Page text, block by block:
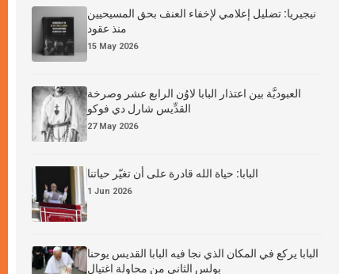
نيجيريا: تضليل إعلامي لإخفاء العنف بحق المسيحيين
منذ عقود
15 May 2026
العبوديَّة بين اعتذار البابا لاوُن الرابع عشر وصرخة
القدِّيس شارل دي فوكو
27 May 2026
البابا: حياة الله قادرة على أن تغيّر حياتنا
1 Jun 2026
البابا يركع في المكان الذي نجا فيه البابا القديس يوحنا
بولس الثاني من محاولة اغتيال